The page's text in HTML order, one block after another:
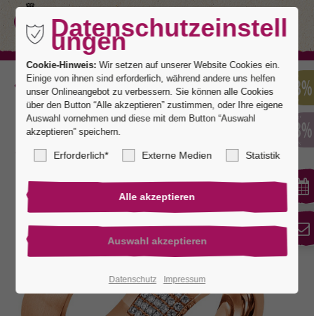
Zurück
Hollywood 1
Datenschutzeinstell
ungen
Cookie-Hinweis: Wir setzen auf unserer Website Cookies ein.
Einige von ihnen sind erforderlich, während andere uns helfen
unser Onlineangebot zu verbessern. Sie können alle Cookies
über den Button “Alle akzeptieren” zustimmen, oder Ihre eigene
Auswahl vornehmen und diese mit dem Button “Auswahl
akzeptieren” speichern.
Erforderlich* Externe Medien Statistik
Datenschutz Impressum